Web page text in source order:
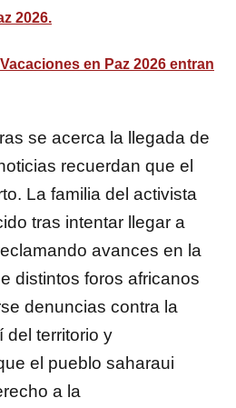
2026.
en Paz 2026 entran
se acerca la llegada de
recuerdan que el
La familia del activista
tras intentar llegar a
avances en la
distintos foros africanos
denuncias contra la
del territorio y
el pueblo saharaui
a la